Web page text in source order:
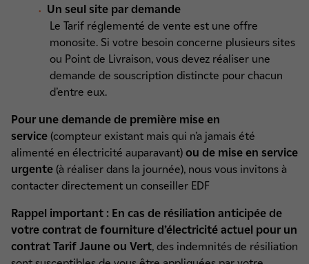
Un seul site par demande
Le Tarif réglementé de vente est une offre
monosite. Si votre besoin concerne plusieurs sites
ou Point de Livraison, vous devez réaliser une
demande de souscription distincte pour chacun
d’entre eux.
Pour une demande de première mise en
service (compteur existant mais qui n’a jamais été
alimenté en électricité auparavant) ou de mise en service
urgente (à réaliser dans la journée), nous vous invitons à
contacter directement un conseiller EDF
Rappel important : En cas de résiliation anticipée de
votre contrat de fourniture d’électricité actuel pour un
contrat Tarif Jaune ou Vert, des indemnités de résiliation